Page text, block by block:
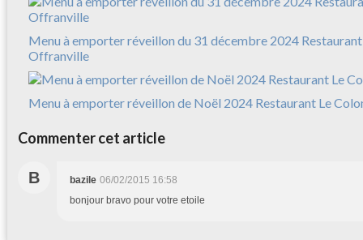
Menu à emporter réveillon du 31 décembre 2024
Offranville
Menu à emporter réveillon de Noël 2024 Restaurant Le
Commenter cet article
B bazile 06/02/2015 16:58
bonjour bravo pour votre etoile